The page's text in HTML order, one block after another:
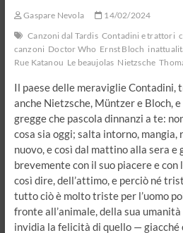
Gaspare Nevola
14/02/2024
Canzoni dal Tardis Contadini e trattori
canzoni Doctor Who Ernst Bloch
Rue Katanou Le beaujolas Nietzsche
Il paese delle meraviglie
anche Nietzsche, Müntzer e Bloch,
gregge che pascola dinnanzi a te:
cosa sia oggi; salta intorno, mangia,
nuovo, e così dal mattino alla sera e
brevemente con il suo piacere e con
così dire, dell’attimo, e perciò né
tutto ciò è molto triste per l’uomo
fronte all’animale, della sua
invidia la felicità di quello —